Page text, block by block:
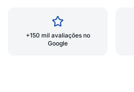
+150 mil avaliações no
Google